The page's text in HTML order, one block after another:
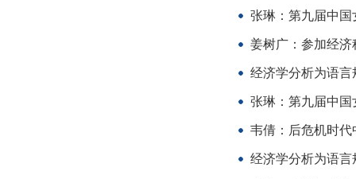
张琳：第九届中
姜树广：参加经济
经济学分析为语
张琳：第九届中
韦倩：后危机时
经济学分析为语